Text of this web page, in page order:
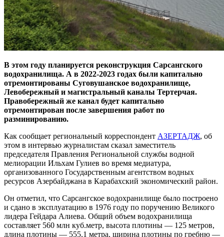
В этом году планируется реконструкция Сарсангского
водохранилища. А в 2022-2023 годах были капитально
отремонтированы Суговушанское водохранилище,
Левобережный и магистральный каналы Тертерчая.
Правобережный же канал будет капитально
отремонтирован после завершения работ по
разминированию.
Как сообщает региональный корреспондент АЗЕРТАДЖ, об
этом в интервью журналистам сказал заместитель
председателя Правления Региональной службы водной
мелиорации Ильхам Гулиев во время медиатура,
организованного Государственным агентством водных
ресурсов Азербайджана в Карабахский экономический район.
Он отметил, что Сарсангское водохранилище было построено
и сдано в эксплуатацию в 1976 году по поручению Великого
лидера Гейдара Алиева. Общий объем водохранилища
составляет 560 млн куб.метр, высота плотины — 125 метров,
длина плотины — 555,1 метра, ширина плотины по гребню —